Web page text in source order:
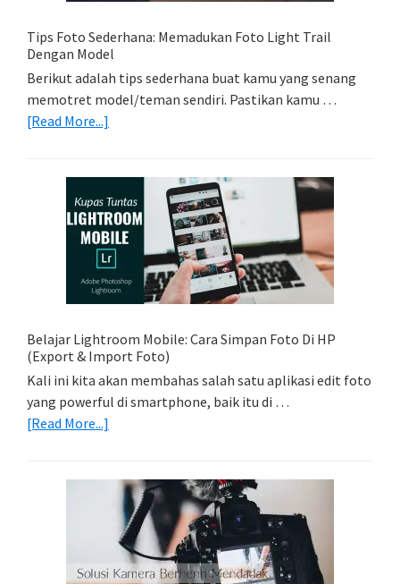
Tips Foto Sederhana: Memadukan Foto Light Trail
Dengan Model
Berikut adalah tips sederhana buat kamu yang senang
memotret model/teman sendiri. Pastikan kamu …
[Read More...]
Sederhana:
Memadukan
Foto
Light
Trail
Dengan
Belajar Lightroom Mobile: Cara Simpan Foto Di HP
(Export & Import Foto)
Kali ini kita akan membahas salah satu aplikasi edit foto
yang powerful di smartphone, baik itu di …
[Read More...]
Mobile:
Cara
Simpan
Foto
Di